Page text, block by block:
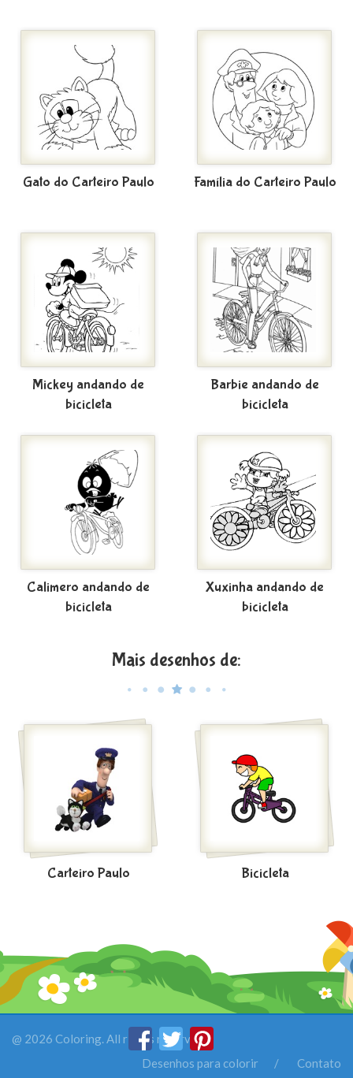
Gato do Carteiro Paulo Família do Carteiro Paulo
Mickey andando de
bicicleta
Barbie andando de
bicicleta
Calimero andando de
bicicleta
Xuxinha andando de
bicicleta
Mais desenhos de:
Carteiro Paulo Bicicleta
@ 2026 Coloring. All rights reserved.
Desenhos para colorir
Contato